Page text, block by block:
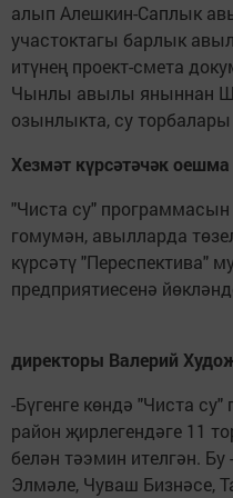
алып Алешкин-Саплык
участоктагы барлык
итүнең проект-смета
Чынлы авылы яныннан
озынлыкта, су
Хезмәт күрсәтәчәк
"Чиста су"
гомумән, авылларда
күрсәтү "Переспектива"
предприятиесенә
директоры Валерий
-Бүгенге көндә "Чиста
район җирлегендәге 11
белән тәэмин ителгән.
Элмәле, Чуваш Бизнәсе,